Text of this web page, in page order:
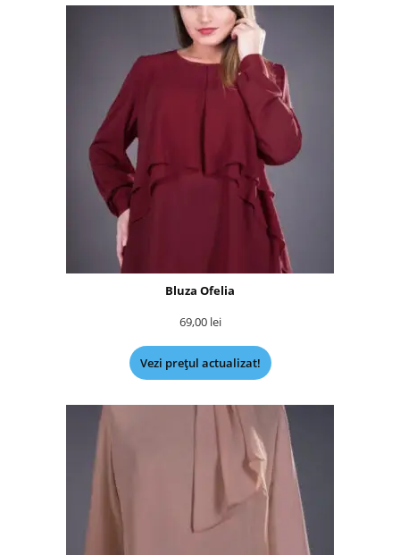
Bluza Ofelia
69,00 lei
Vezi prețul actualizat!